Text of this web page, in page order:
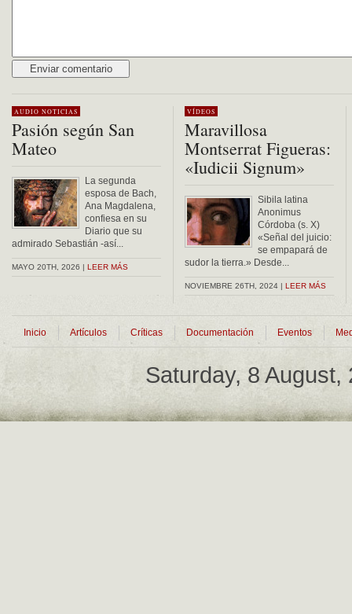
AUDIO NOTICIAS
Pasión según San
Mateo
La segunda
esposa de Bach,
Ana Magdalena,
confiesa en su
Diario que su
admirado Sebastián -así...
MAYO 20TH, 2026 | LEER MÁS
VÍDEOS
Maravillosa
Montserrat Figueras:
«Iudicii Signum»
Sibila latina
Anonimus
Córdoba (s. X)
«Señal del juicio:
se empapará de
sudor la tierra.» Desde...
NOVIEMBRE 26TH, 2024 | LEER MÁS
Inicio Artículos Críticas Documentación Eventos
Saturday, 8